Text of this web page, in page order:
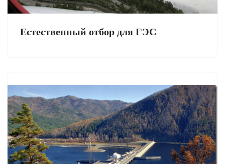
Естественный отбор для ГЭС